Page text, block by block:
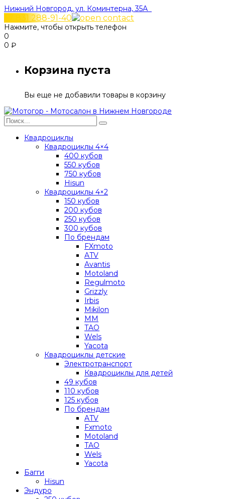
Нижний Новгород, ул. Коминтерна, 35А
+7 831 288-91-40
Нажмите, чтобы открыть телефон
0
0 ₽
Корзина пуста
Вы еще не добавили товары в корзину
Квадроциклы
Квадроциклы 4×4
400 кубов
550 кубов
750 кубов
Hisun
Квадроциклы 4×2
150 кубов
200 кубов
250 кубов
300 кубов
По брендам
FXmoto
ATV
Avantis
Motoland
Regulmoto
Grizzly
Irbis
Mikilon
MM
TAO
Wels
Yacota
Квадроциклы детские
Электротранспорт
Квадроциклы для детей
49 кубов
110 кубов
125 кубов
По брендам
ATV
Fxmoto
Motoland
TAO
Wels
Yacota
Багги
Hisun
Эндуро